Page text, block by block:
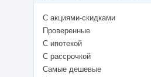
С акциями-скидками
Проверенные
С ипотекой
С рассрочкой
Самые дешевые